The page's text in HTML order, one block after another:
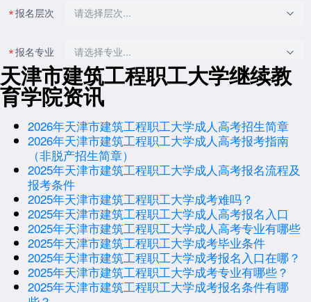
天津市建筑工程职工大学继续教
育学院资讯
2026年天津市建筑工程职工大学成人高考招生简章
2026年天津市建筑工程职工大学成人高考报考指南
（非脱产招生简章）
2025年天津市建筑工程职工大学成人高考报名流程及
报考条件
2025年天津市建筑工程职工大学成考难吗？
2025年天津市建筑工程职工大学成人高考报名入口
2025年天津市建筑工程职工大学成人高考专业有哪些
2025年天津市建筑工程职工大学成考毕业条件
2025年天津市建筑工程职工大学成考报名入口在哪？
2025年天津市建筑工程职工大学成考专业有哪些？
2025年天津市建筑工程职工大学成考报名条件有哪